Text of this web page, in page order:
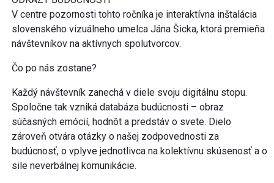
V centre pozornosti tohto ročníka je interaktívna inštalácia
slovenského vizuálneho umelca Jána Šicka, ktorá premieňa
návštevníkov na aktívnych spolutvorcov.
Čo po nás zostane?
Každý návštevník zanechá v diele svoju digitálnu stopu.
Spoločne tak vzniká databáza budúcnosti – obraz
súčasných emócií, hodnôt a predstáv o svete. Dielo
zároveň otvára otázky o našej zodpovednosti za
budúcnosť, o vplyve jednotlivca na kolektívnu skúsenosť a o
sile neverbálnej komunikácie.